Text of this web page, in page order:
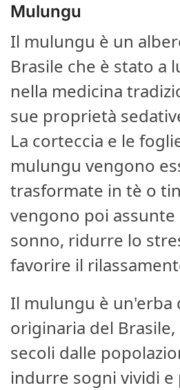
Mulungu
Il mulungu è un
Brasile che è stato a
nella medicina
sue proprietà
La corteccia e le
mulungu vengono
trasformate in tè o
vengono poi
sonno, ridurre lo
favorire il
Il mulungu è un'erba
originaria del Brasile,
secoli dalle
indurre sogni vividi e